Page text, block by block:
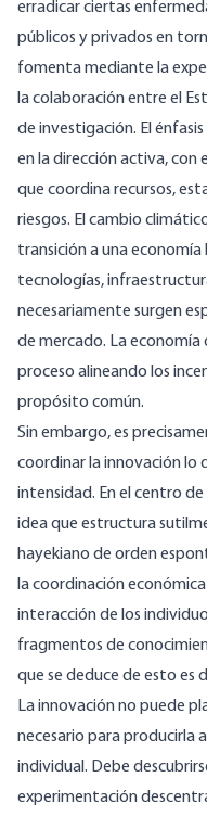
erradicar ciertas
públicos y privados en
fomenta mediante la
la colaboración entre el
de investigación. El
en la dirección activa,
que coordina recursos,
riesgos. El cambio
transición a una
tecnologías,
necesariamente surgen
de mercado. La economía
proceso alineando los
propósito común.
Sin embargo, es
coordinar la innovación lo
intensidad. En el centro
idea que estructura
hayekiano de orden
la coordinación
interacción de los
fragmentos de
que se deduce de esto es
La innovación no puede
necesario para producirla
individual. Debe
experimentación